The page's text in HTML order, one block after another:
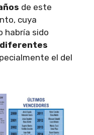
de este
cuya
habría sido
diferentes
el del